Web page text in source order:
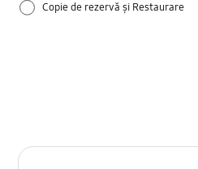
Copie de rezervă și Restaurare